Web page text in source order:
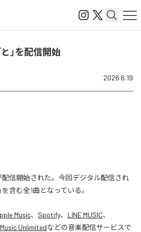
」を配信開始
2026.6.19
配信開始された。今回デジタル配信され
含む全1曲となっている。
Music、 Spotify、 LINE MUSIC、
Unlimitedなどの音楽配信サービスで